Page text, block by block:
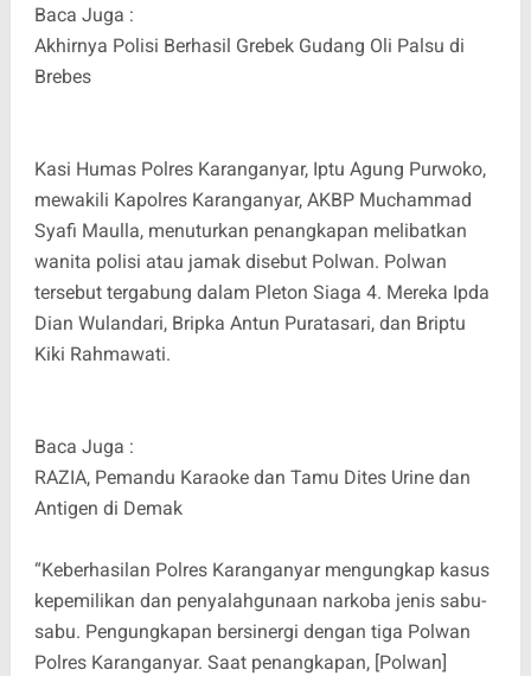
Baca Juga :
Akhirnya Polisi Berhasil Grebek Gudang Oli Palsu di
Brebes
Kasi Humas Polres Karanganyar, Iptu Agung Purwoko,
mewakili Kapolres Karanganyar, AKBP Muchammad
Syafi Maulla, menuturkan penangkapan melibatkan
wanita polisi atau jamak disebut Polwan. Polwan
tersebut tergabung dalam Pleton Siaga 4. Mereka Ipda
Dian Wulandari, Bripka Antun Puratasari, dan Briptu
Kiki Rahmawati.
Baca Juga :
RAZIA, Pemandu Karaoke dan Tamu Dites Urine dan
Antigen di Demak
“Keberhasilan Polres Karanganyar mengungkap kasus
kepemilikan dan penyalahgunaan narkoba jenis sabu-
sabu. Pengungkapan bersinergi dengan tiga Polwan
Polres Karanganyar. Saat penangkapan, [Polwan]